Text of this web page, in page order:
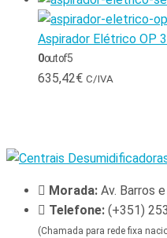
Aspirador Elétrico OP
0out of 5
635,42€ C/IVA
Morada: Av. Barros
Telefone: (+351)
(Chamada para rede fixa